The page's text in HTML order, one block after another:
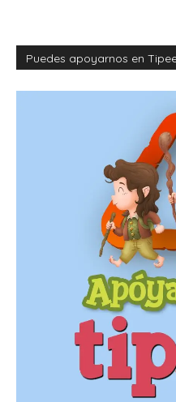
Puedes apoyarnos en